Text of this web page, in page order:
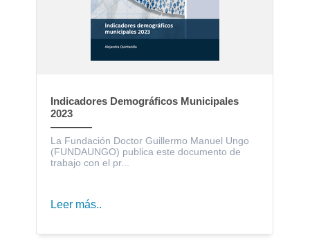
Indicadores Demográficos Municipales
2023
La Fundación Doctor Guillermo Manuel Ungo
(FUNDAUNGO) publica este documento de
trabajo con el pr...
Leer más..